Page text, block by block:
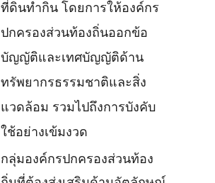
ที่ดินทำกิน โดยการให้องค์กร
ปกครองส่วนท้องถิ่นออกข้อ
บัญญัติและเทศบัญญัติด้าน
ทรัพยากรธรรมชาติและสิ่ง
แวดล้อม รวมไปถึงการบังคับ
ใช้อย่างเข้มงวด
กลุ่มองค์กรปกครองส่วนท้อง